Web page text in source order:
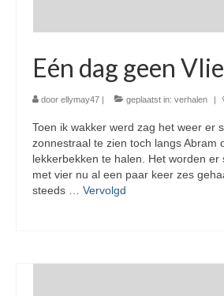
Eén dag geen
door ellymay47 | geplaatst in: verhalen |
Toen ik wakker werd zag het weer er
zonnestraal te zien toch langs Abram
lekkerbekken te halen. Het worden er
met vier nu al een paar keer zes
steeds … Vervolgd